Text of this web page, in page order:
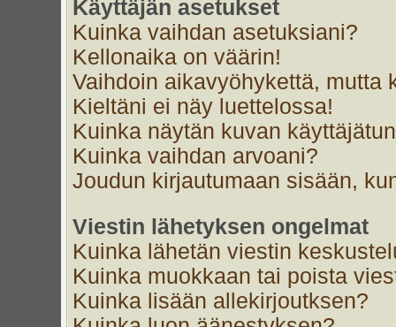
Käyttäjän asetukset
Kuinka vaihdan asetuksiani?
Kellonaika on väärin!
Vaihdoin aikavyöhykettä, mutta
Kieltäni ei näy luettelossa!
Kuinka näytän kuvan
Kuinka vaihdan arvoani?
Joudun kirjautumaan sisään,
Viestin lähetyksen ongelmat
Kuinka lähetän viestin
Kuinka muokkaan tai poista
Kuinka lisään allekirjoutksen?